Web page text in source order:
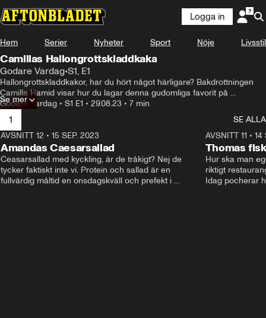
Logga in
Hem Serier Nyheter Sport Nöje Livsstil
Camillas Hallongrottskladdkaka
Godare Vardag•S1, E1
Hallongrottskladdkakor, har du hört något härligare? Bakdrottningen
Camilla Hamid visar hur du lagar denna gudomliga favorit på
fikabordet.
Godare Vardag • S1 E1 • 29.08.23 • 7 min
Se mer
1
SE ALLA
AVSNITT 12 • 15 SEP. 2023
Amandas Caesarsallad
Ceasarsallad med kyckling, är de tråkigt? Nej de
tycker faktiskt inte vi. Protein och sallad är en
fullvärdig måltid en onsdagskväll och prefekt i
AVSNITT 11 • 14
Thomas
Hur ska man
riktigt
Idag pocherar